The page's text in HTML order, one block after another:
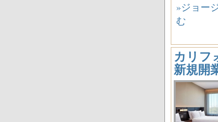
»ジョー
む
カリフ
新規開